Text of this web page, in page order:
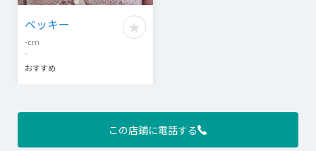
ベッキー
-cm
-
おすすめ
この店鋪に電話する